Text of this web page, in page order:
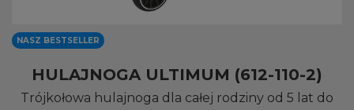
HULAJNOGA ULTIMUM (612-110-2)
Trójkołowa hulajnoga dla całej rodziny od 5 lat do
NASZ BESTSELLER